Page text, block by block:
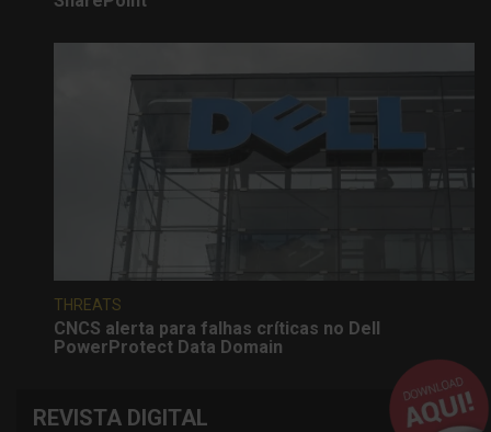
THREATS
CNCS alerta para falhas críticas no Dell
PowerProtect Data Domain
REVISTA DIGITAL